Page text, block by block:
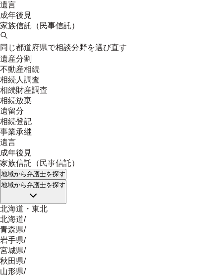
遺言
成年後見
家族信託（民事信託）
同じ都道府県で相談分野を選び直す
遺産分割
不動産相続
相続人調査
相続財産調査
相続放棄
遺留分
相続登記
事業承継
遺言
成年後見
家族信託（民事信託）
地域から弁護士を探す
地域から弁護士を探す
北海道・東北
北海道/
青森県/
岩手県/
宮城県/
秋田県/
山形県/